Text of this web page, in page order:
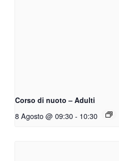
Corso di nuoto – Adulti
8 Agosto @ 09:30 - 10:30